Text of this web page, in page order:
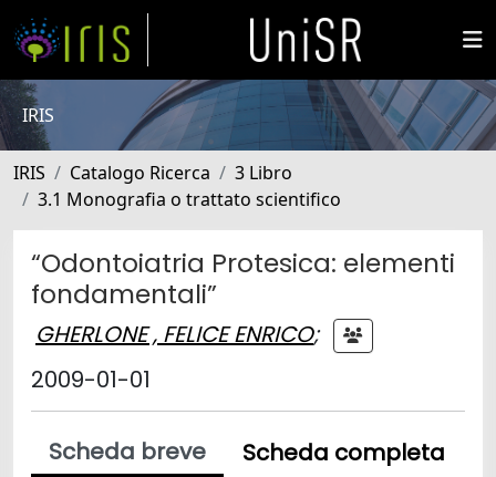
IRIS
IRIS Catalogo Ricerca
3 Libro
3.1 Monografia o trattato scientifico
“Odontoiatria Protesica: elementi
fondamentali”
GHERLONE , FELICE ENRICO;
2009-01-01
Scheda breve
Scheda completa